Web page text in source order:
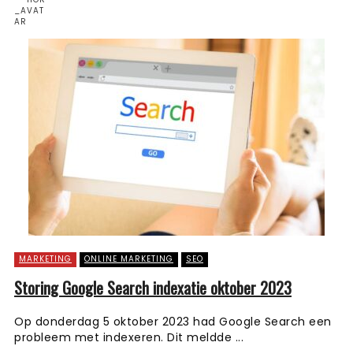
MARKETING ONLINE MARKETING SEO
Storing Google Search indexatie oktober 2023
Op donderdag 5 oktober 2023 had Google Search een
probleem met indexeren. Dit meldde ...